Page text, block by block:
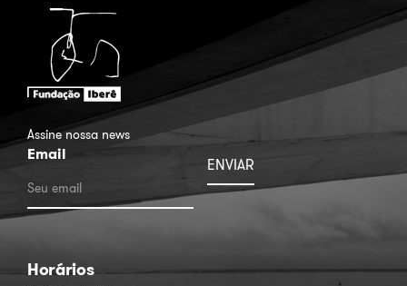
Assine nossa news
Email
Horários